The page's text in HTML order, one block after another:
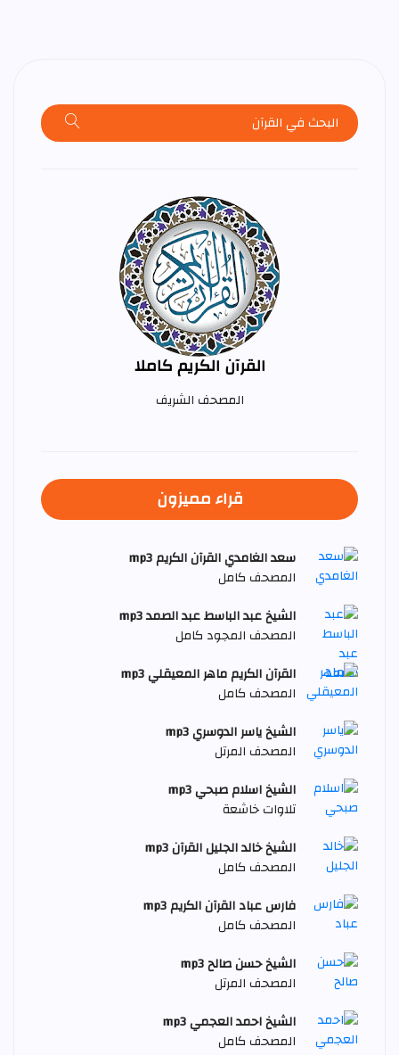
القرآن الكريم كاملا
المصحف الشريف
قراء مميزون
سعد الغامدي القرآن الكريم mp3
المصحف كامل
الشيخ عبد الباسط عبد الصمد mp3
المصحف المجود كامل
القرآن الكريم ماهر المعيقلي mp3
المصحف كامل
الشيخ ياسر الدوسري mp3
المصحف المرتل
الشيخ اسلام صبحي mp3
تلاوات خاشعة
الشيخ خالد الجليل القرآن mp3
المصحف كامل
فارس عباد القرآن الكريم mp3
المصحف كامل
الشيخ حسن صالح mp3
المصحف المرتل
الشيخ احمد العجمي mp3
المصحف كامل